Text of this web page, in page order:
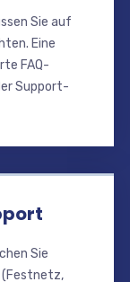
Sie auf
Eine
FAQ-
Support-
Sie